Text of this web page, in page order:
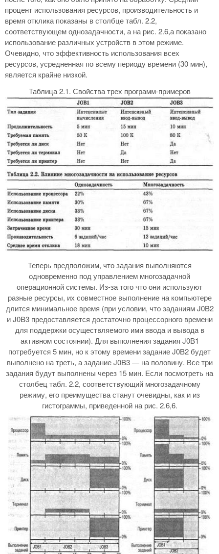
процент использования ресурсов, производительность и
время отклика показаны в столбце табл. 2.2,
соответствующем однозадачности, а на рис. 2.6,а показано
использование различных устройств в этом режиме.
Очевидно, что эффективность использования всех
ресурсов, усредненная по всему периоду времени (30 мин),
является крайне низкой.
Таблица 2.1. Свойства трех программ-примеров
Теперь предположим, что задания выполняются
одновременно под управлением многозадачной
операционной системы. Из-за того что они используют
разные ресурсы, их совместное выполнение на компьютере
длится минимальное время (при условии, что заданиям J0B2
и J0B3 предоставляется достаточно процессорного времени
для поддержки осуществляемого ими ввода и вывода в
активном состоянии). Для выполнения задания J0B1
потребуется 5 мин, но к этому времени задание J0B2 будет
выполнено на треть, а задание J0B3 — на половину. Все три
задания будут выполнены через 15 мин. Если посмотреть на
столбец табл. 2.2, соответствующий многозадачному
режиму, его преимущества станут очевидны, как и из
гистограммы, приведенной на рис. 2.6,6.